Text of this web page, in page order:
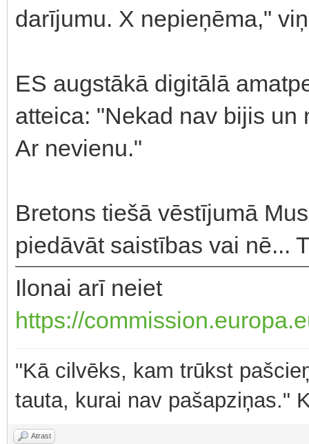
darījumu. X nepieņēma,"
ES augstākā digitālā
atteica: "Nekad nav bijis
Ar nevienu."
Bretons tiešā vēstījumā
piedāvāt saistības vai nē...
Ilonai arī neiet
https://
"Kā cilvēks, kam trūkst
tauta, kurai nav pašapziņas."
Atrast